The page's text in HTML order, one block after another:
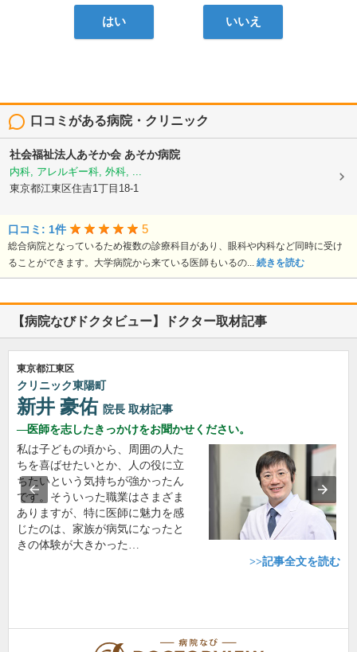
はい いいえ
口コミがある病院・クリニック
社会福祉法人あそか会 あそか病院
内科, アレルギー科, 外科, ...
東京都江東区住吉1丁目18-1
口コミ: 1件 5
総合病院となっているため複数の診療科目があり、眼科や内科など同時に受け
ることができます。大学病院から来ている医師もいるの... 続きを読む
【病院なびドクタビュー】ドクター取材記事
東京都江東区
クリニック東陽町
新井 豪佑 院長 取材記事
医師を志したきっかけをお聞かせください。
私は子どもの頃から、周囲の人た
ちを喜ばせたいとか、人の役に立
ちたいという気持ちが強かったん
です。そういった職業はさまざま
ありますが、特に医師に魅力を感
じたのは、家族が病気になったと
きの体験が大きかった…
>>記事全文を読む